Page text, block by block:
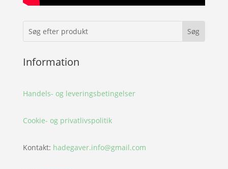
Information
Handels- og leveringsbetingelser
Cookie- og privatlivspolitik
Kontakt: hadegaver.info@gmail.com